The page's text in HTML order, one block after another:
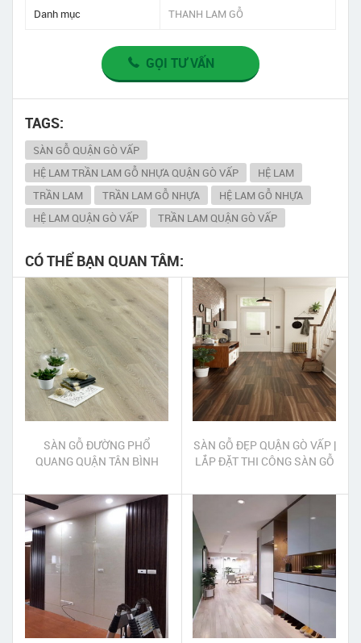
Danh mục THANH LAM GỖ
GỌI TƯ VẤN
TAGS:
SÀN GỖ QUẬN GÒ VẤP
HỆ LAM TRẦN LAM GỖ NHỰA QUẬN GÒ VẤP
HỆ LAM
TRẦN LAM
TRẦN LAM GỖ NHỰA
HỆ LAM GỖ NHỰA
HỆ LAM QUẬN GÒ VẤP
TRẦN LAM QUẬN GÒ VẤP
CÓ THỂ BẠN QUAN TÂM:
SÀN GỖ ĐƯỜNG PHỔ
QUANG QUẬN TÂN BÌNH
SÀN GỖ ĐẸP QUẬN GÒ VẤP |
LẮP ĐẶT THI CÔNG SÀN GỖ